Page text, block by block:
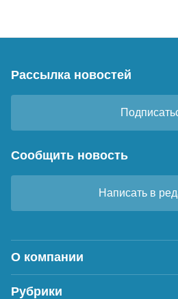
Рассылка новостей
Сообщить новость
Написать в
О компании
Рубрики